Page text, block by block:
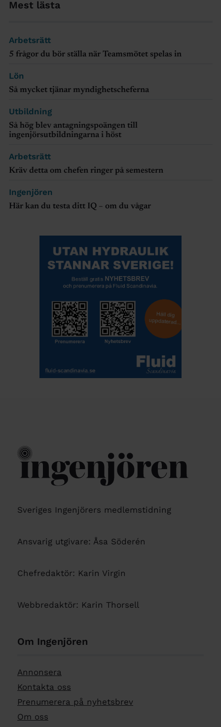
Mest lästa
Arbetsrätt
5 frågor du bör ställa när Teamsmötet spelas in
Lön
Så mycket tjänar myndighetscheferna
Utbildning
Så hög blev antagningspoängen till
ingenjörsutbildningarna i höst
Arbetsrätt
Kräv detta om chefen ringer på semestern
Ingenjören
Här kan du testa ditt IQ – om du vågar
Sveriges Ingenjörers medlemstidning
Ansvarig utgivare: Åsa Söderén
Chefredaktör: Karin Virgin
Webbredaktör: Karin Thorsell
Om Ingenjören
Annonsera
Kontakta oss
Prenumerera på nyhetsbrev
Om oss